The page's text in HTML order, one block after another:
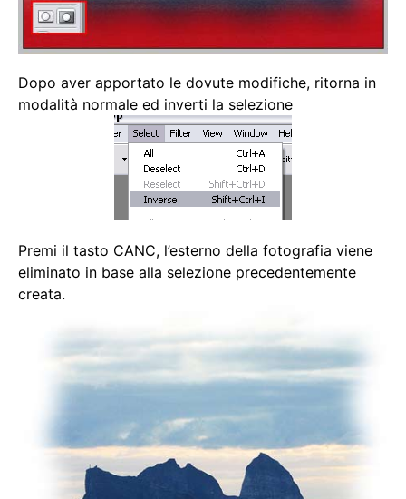
Dopo aver apportato le dovute modifiche, ritorna in
modalità normale ed inverti la selezione
Premi il tasto CANC, l’esterno della fotografia viene
eliminato in base alla selezione precedentemente
creata.